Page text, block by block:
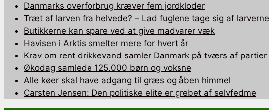
Danmarks overforbrug kræver fem jordkloder
Træt af larven fra helvede? – Lad fuglene tage sig af larverne
Butikkerne kan spare ved at give madvarer væk
Havisen i Arktis smelter mere for hvert år
Krav om rent drikkevand samler Danmark på tværs af partier
Økodag samlede 125.000 børn og voksne
Alle køer skal have adgang til græs og åben himmel
Carsten Jensen: Den politiske elite er grebet af selvfedme